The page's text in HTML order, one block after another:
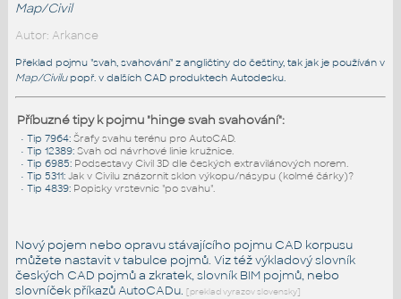
Map/Civil
Autor: Arkance
Překlad pojmu "svah, svahování" z angličtiny do češtiny, tak jak je používán v
Map/Civilupopř. v dalších CAD produktech Autodesku.
Příbuzné tipy k pojmu "hinge svah svahování":
• Tip 7964: Šrafy svahu terénu pro AutoCAD.
• Tip 12389: Svah od návrhové linie kružnice.
• Tip 6985: Podsestavy Civil 3D dle českých extravilánových norem.
• Tip 5311: Jak v Civilu znázornit sklon výkopu/násypu (kolmé čárky)?
• Tip 4839: Popisky vrstevnic "po svahu".
Nový pojem nebo opravu stávajícího pojmu CAD korpusu
můžete nastavit v tabulce pojmů. Viz téžvýkladový slovník
českých CAD pojmů a zkratek,slovník BIM pojmů, nebo
slovníček příkazů AutoCADu. [preklad vyrazov slovensky]